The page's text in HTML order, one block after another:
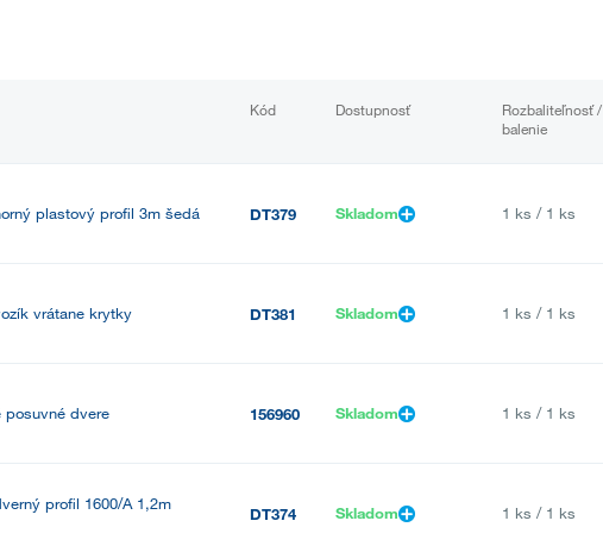
Kód Dostupnosť
Rozbaliteľnosť /
balenie
plastový profil 3m šedá DT379 Skladom 1 ks / 1 ks
vrátane krytky DT381 Skladom 1 ks / 1 ks
posuvné dvere 156960 Skladom 1 ks / 1 ks
profil 1600/A 1,2m
DT374 Skladom 1 ks / 1 ks